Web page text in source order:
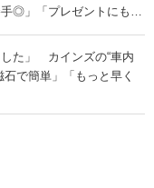
◎」「プレゼントにもお
した」 カインズの“車内
で簡単」「もっと早く